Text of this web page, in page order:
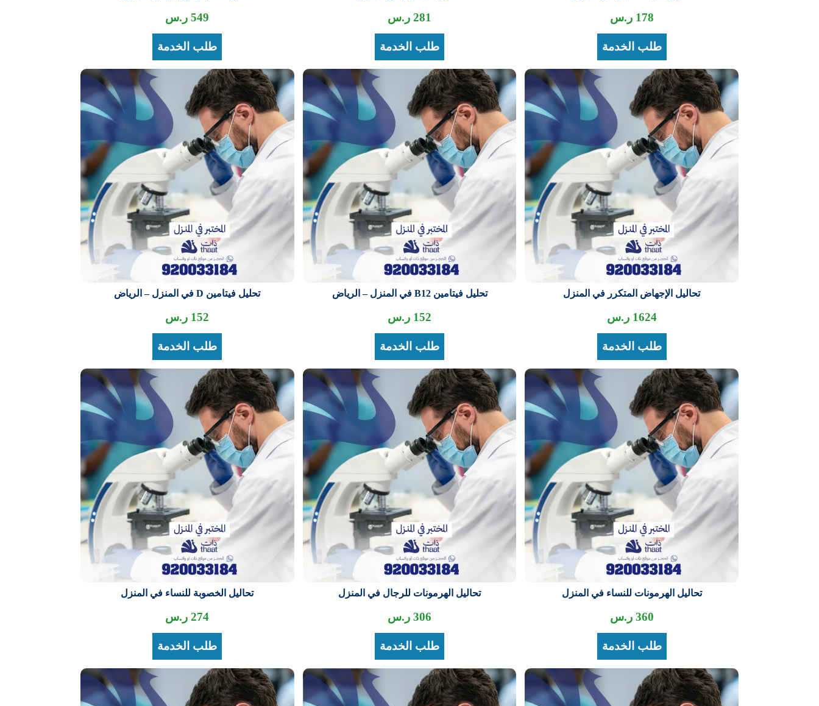
178 ر.س
طلب الخدمة
281 ر.س
طلب الخدمة
549 ر.س
طلب الخدمة
تحاليل الإجهاض المتكرر في المنزل
1624 ر.س
طلب الخدمة
تحليل فيتامين B12 في المنزل – الرياض
152 ر.س
طلب الخدمة
تحليل فيتامين D في المنزل – الرياض
152 ر.س
طلب الخدمة
تحاليل الهرمونات للنساء في المنزل
360 ر.س
طلب الخدمة
تحاليل الهرمونات للرجال في المنزل
306 ر.س
طلب الخدمة
تحاليل الخصوبة للنساء في المنزل
274 ر.س
طلب الخدمة